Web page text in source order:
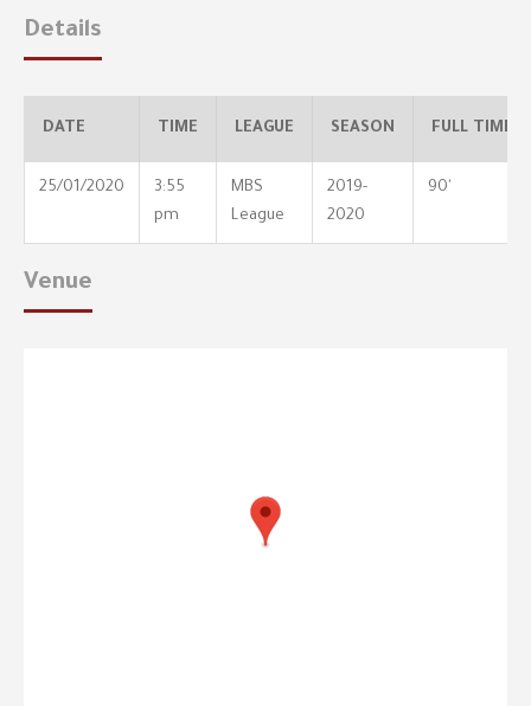
Details
DATE TIME LEAGUE SEASON FULL TIME
25/01/2020
3:55
pm
MBS
League
2019-
2020
90'
Venue